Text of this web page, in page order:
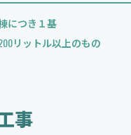
につき１基
リットル以上のもの
事